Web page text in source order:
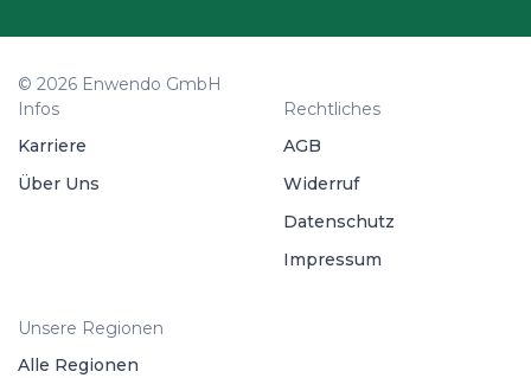
© 2026 Enwendo GmbH
Infos
Karriere
Über Uns
Rechtliches
AGB
Widerruf
Datenschutz
Impressum
Unsere Regionen
Alle Regionen